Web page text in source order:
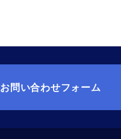
お問い合わせフォーム